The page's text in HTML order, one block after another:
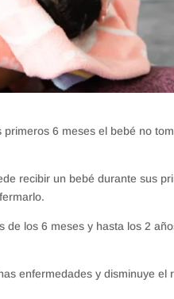
primeros 6 meses el bebé no
recibir un bebé durante sus
de los 6 meses y hasta los 2
enfermedades y disminuye